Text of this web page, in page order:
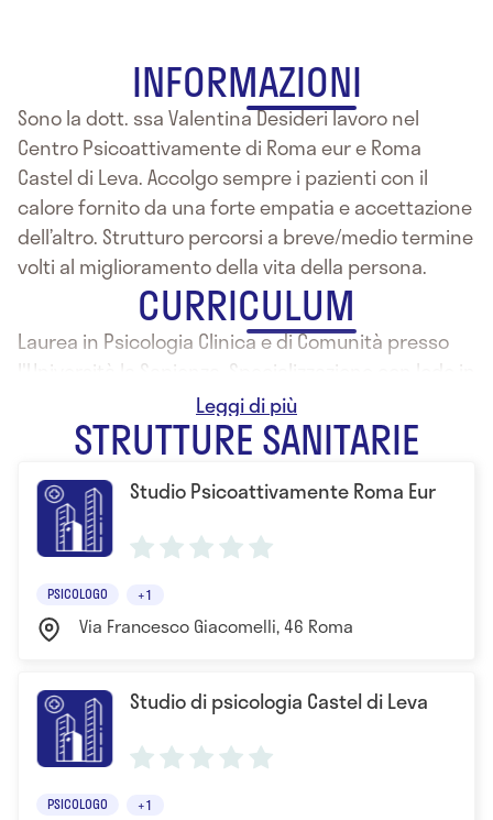
INFORMAZIONI
Sono la dott. ssa Valentina Desideri lavoro nel
Centro Psicoattivamente di Roma eur e Roma
Castel di Leva. Accolgo sempre i pazienti con il
calore fornito da una forte empatia e accettazione
dell’altro. Strutturo percorsi a breve/medio termine
volti al miglioramento della vita della persona.
CURRICULUM
Laurea in Psicologia Clinica e di Comunità presso
l'Università la Sapienza. Specializzazione con lode in
Psicoterapia Strategico Integrata.
STRUTTURE SANITARIE
Studio Psicoattivamente Roma Eur
PSICOLOGO +1
Via Francesco Giacomelli, 46 Roma
Studio di psicologia Castel di Leva
PSICOLOGO +1